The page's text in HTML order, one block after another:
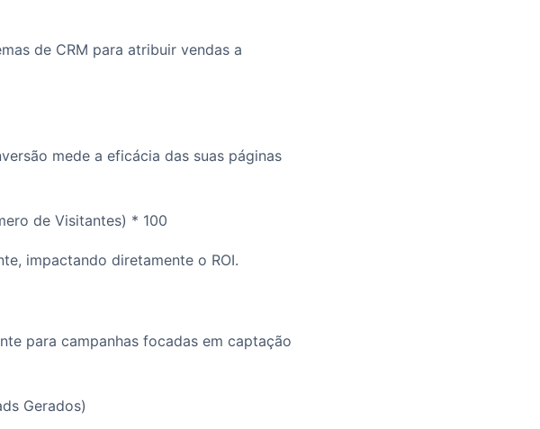
de CRM para atribuir vendas a
mede a eficácia das suas páginas
de Visitantes) * 100
impactando diretamente o ROI.
para campanhas focadas em captação
Gerados)